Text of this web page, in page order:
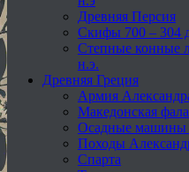
Древняя Персия
Скифы 700 – 304
Степные конные
н.э.
Древняя Греция
Армия
Македонская
Осадные машины
Походы
Спарта